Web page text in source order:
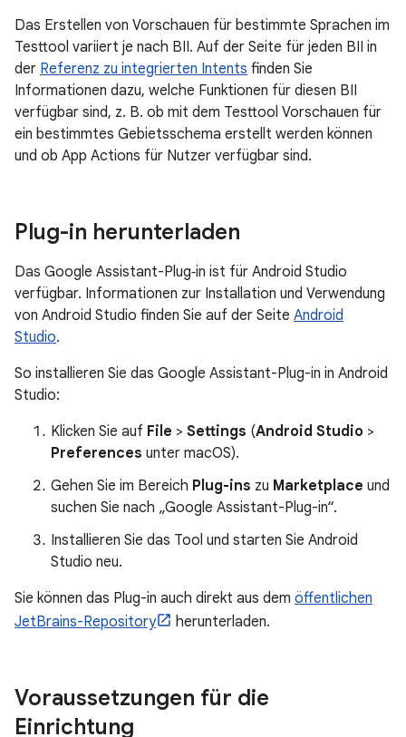
Das Erstellen von Vorschauen für bestimmte Sprachen im
Testtool variiert je nach BII. Auf der Seite für jeden BII in
der Referenz zu integrierten Intents finden Sie
Informationen dazu, welche Funktionen für diesen BII
verfügbar sind, z. B. ob mit dem Testtool Vorschauen für
ein bestimmtes Gebietsschema erstellt werden können
und ob App Actions für Nutzer verfügbar sind.
Plug-in herunterladen
Das Google Assistant-Plug‑in ist für Android Studio
verfügbar. Informationen zur Installation und Verwendung
von Android Studio finden Sie auf der Seite Android
Studio.
So installieren Sie das Google Assistant-Plug-in in Android
Studio:
Klicken Sie auf File > Settings (Android Studio >
Preferences unter macOS).
Gehen Sie im Bereich Plug-ins zu Marketplace und
suchen Sie nach „Google Assistant-Plug-in“.
Installieren Sie das Tool und starten Sie Android
Studio neu.
Sie können das Plug-in auch direkt aus dem öffentlichen
JetBrains-Repository
herunterladen.
Voraussetzungen für die
Einrichtung